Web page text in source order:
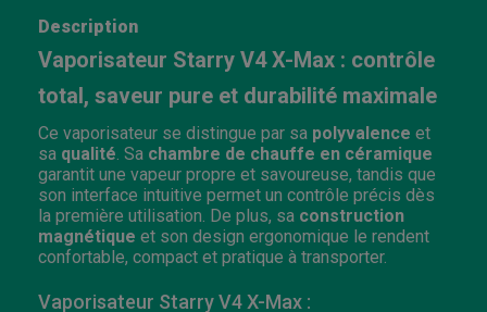
Description
Vaporisateur Starry V4 X-Max : contrôle
total, saveur pure et durabilité maximale
Ce vaporisateur se distingue par sa polyvalence et
sa qualité . Sa chambre de chauffe en céramique
garantit une vapeur propre et savoureuse, tandis que
son interface intuitive permet un contrôle précis dès
la première utilisation. De plus, sa construction
magnétique et son design ergonomique le rendent
confortable, compact et pratique à transporter.
Vaporisateur Starry V4 X-Max :